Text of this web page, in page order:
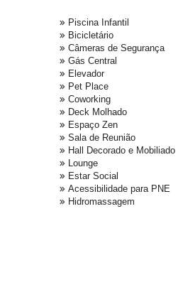
Piscina Infantil
Bicicletário
Câmeras de Segurança
Gás Central
Elevador
Pet Place
Coworking
Deck Molhado
Espaço Zen
Sala de Reunião
Hall Decorado e Mobiliado
Lounge
Estar Social
Acessibilidade para PNE
Hidromassagem